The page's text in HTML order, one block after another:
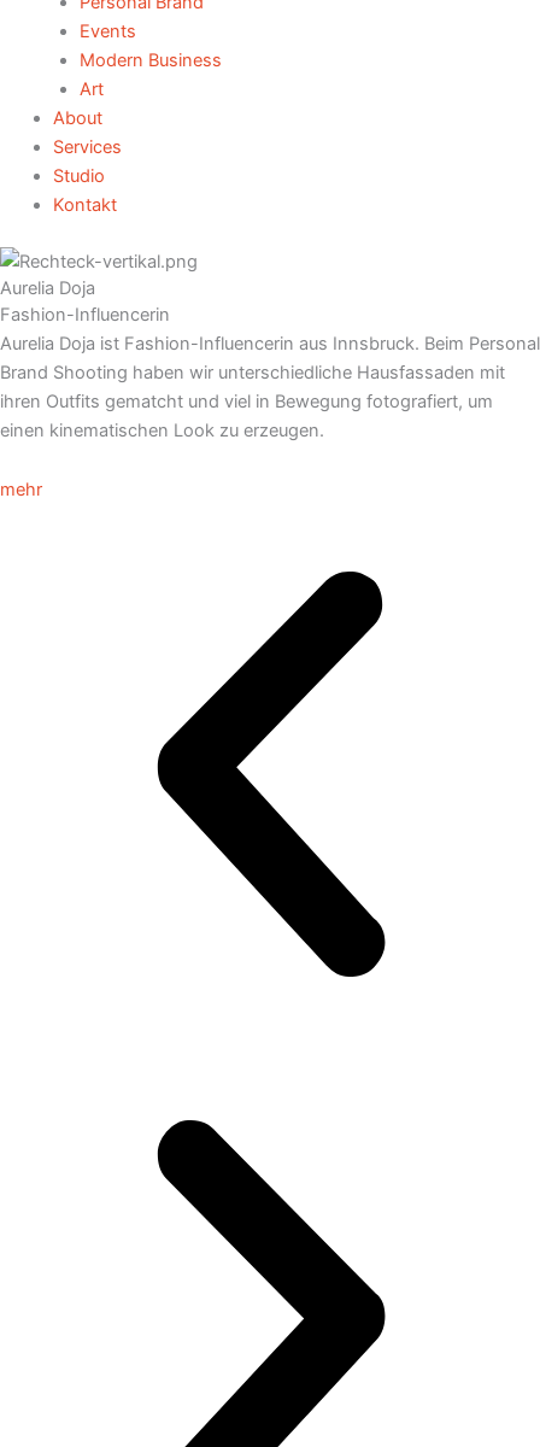
Events
Modern Business
Art
About
Services
Studio
Kontakt
Aurelia Doja
Fashion-Influencerin
Aurelia Doja ist Fashion-Influencerin aus Innsbruck. Beim Personal
Brand Shooting haben wir unterschiedliche Hausfassaden mit
ihren Outfits gematcht und viel in Bewegung fotografiert, um
einen kinematischen Look zu erzeugen.
mehr